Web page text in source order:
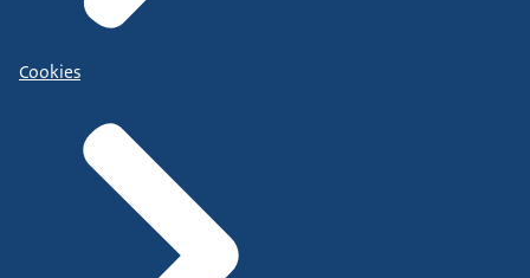
Cookies